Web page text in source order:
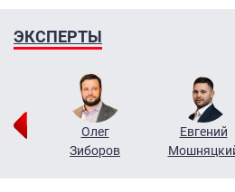
ЭКСПЕРТЫ
Олег
Зиборов
Евгений